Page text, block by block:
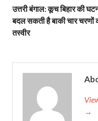
उत्तरी बंगाल: कूच बिहार की
बदल सकती है बाकी चार चरणों
तस्वीर
→